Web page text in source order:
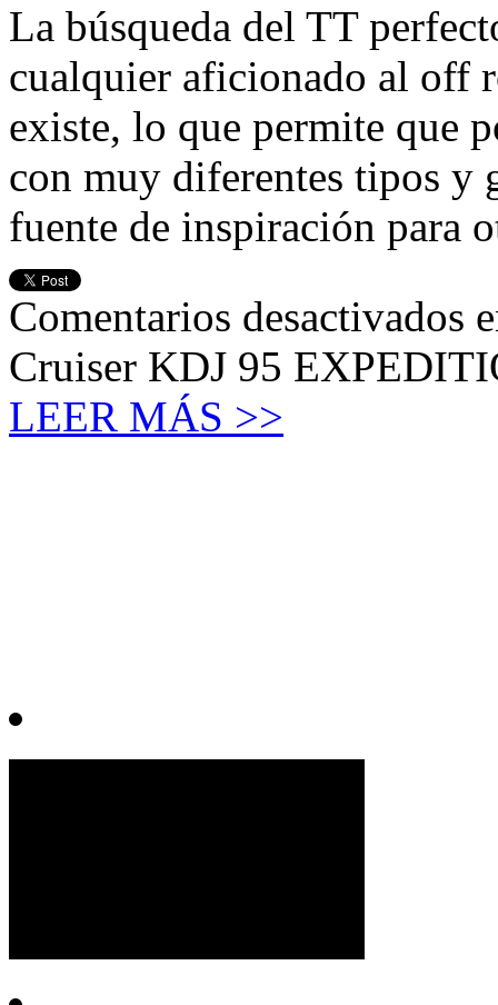
La búsqueda del TT
cualquier aficionado al off
existe, lo que permite que
con muy diferentes tipos y
fuente de inspiración para
Comentarios desactivados
Cruiser KDJ 95
LEER MÁS >>